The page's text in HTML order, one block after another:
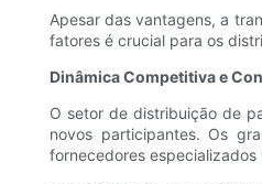
Apesar das vantagens, a
fatores é crucial para os
Dinâmica Competitiva e
O setor de distribuição de
novos participantes. Os
fornecedores